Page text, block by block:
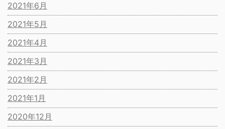
2021年6月
2021年5月
2021年4月
2021年3月
2021年2月
2021年1月
2020年12月